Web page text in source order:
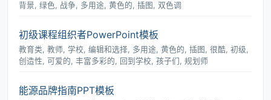
背景, 绿色, 战争, 多用途, 黄色的, 插图, 双色调
初级课程组织者PowerPoint模板
教育类, 教师, 学校, 编辑和选择, 多用途, 黄色的, 插图, 很酷, 初级,
创造性, 可爱的, 丰富多彩的, 回到学校, 孩子们, 规划师
能源品牌指南PPT模板